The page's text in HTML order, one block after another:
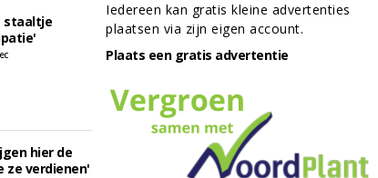
staaltje
hier de
ze verdienen'
Iedereen kan gratis kleine advertenties
plaatsen via zijn eigen account.
Plaats een gratis advertentie